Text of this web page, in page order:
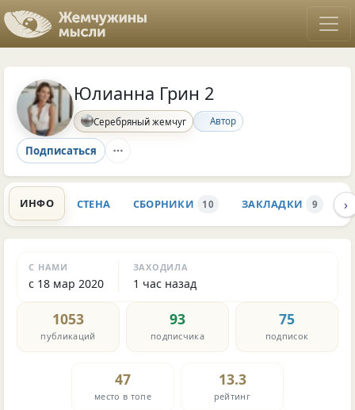
Юлианна Грин 2
Серебряный жемчуг Автор
Подписаться
ИНФО СТЕНА СБОРНИКИ 10 ЗАКЛАДКИ 9 ›
С НАМИ
с 18 мар 2020
ЗАХОДИЛА
1 час назад
1053
публикаций
93
подписчика
75
подписок
47
место в топе
13.3
рейтинг